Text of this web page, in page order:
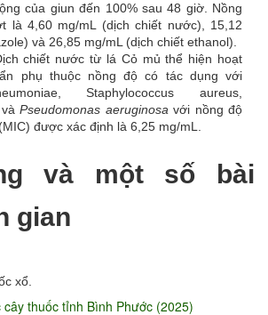
của giun đến 100% sau 48 giờ. Nồng
là 4,60 mg/mL (dịch chiết nước), 15,12
và 26,85 mg/mL (dịch chiết ethanol).
chiết nước từ lá Cỏ mủ thể hiện hoạt
phụ thuộc nồng độ có tác dụng với
Staphylococcus aureus,
Pseudomonas aeruginosavới nồng độ
được xác định là 6,25 mg/mL.
và một số bài
gian
xổ.
cây thuốc tỉnh Bình Phước (2025)